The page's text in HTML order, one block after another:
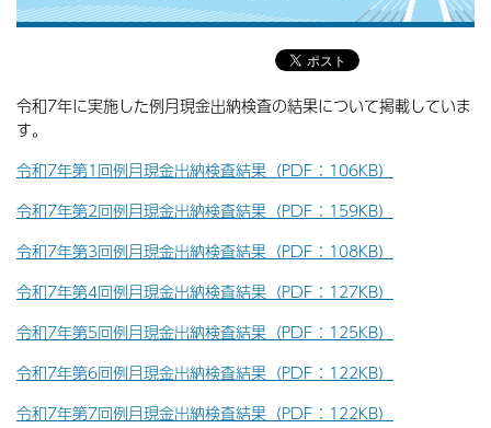
令和7年に実施した例月現金出納検査の結果について掲載していま
す。
令和7年第1回例月現金出納検査結果（PDF：106KB）
令和7年第2回例月現金出納検査結果（PDF：159KB）
令和7年第3回例月現金出納検査結果（PDF：108KB）
令和7年第4回例月現金出納検査結果（PDF：127KB）
令和7年第5回例月現金出納検査結果（PDF：125KB）
令和7年第6回例月現金出納検査結果（PDF：122KB）
令和7年第7回例月現金出納検査結果（PDF：122KB）